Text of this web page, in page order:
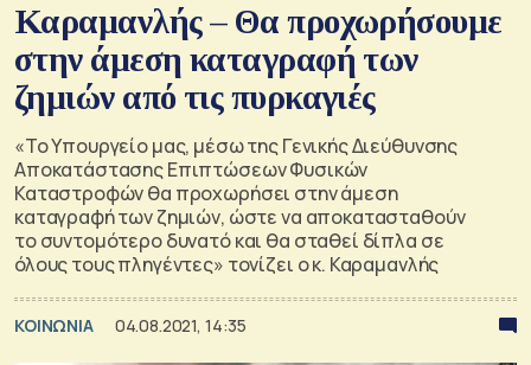
Καραμανλής – Θα προχωρήσουμε
στην άμεση καταγραφή των
ζημιών από τις πυρκαγιές
«Το Υπουργείο μας, μέσω της Γενικής Διεύθυνσης
Αποκατάστασης Επιπτώσεων Φυσικών
Καταστροφών θα προχωρήσει στην άμεση
καταγραφή των ζημιών, ώστε να αποκατασταθούν
το συντομότερο δυνατό και θα σταθεί δίπλα σε
όλους τους πληγέντες» τονίζει ο κ. Καραμανλής
ΚΟΙΝΩΝΙΑ 04.08.2021, 14:35